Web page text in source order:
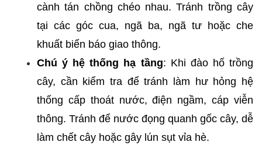
cành tán chồng chéo nhau. Tránh trồng cây
tại các góc cua, ngã ba, ngã tư hoặc che
khuất biển báo giao thông.
Chú ý hệ thống hạ tầng: Khi đào hố trồng
cây, cần kiểm tra để tránh làm hư hỏng hệ
thống cấp thoát nước, điện ngầm, cáp viễn
thông. Tránh để nước đọng quanh gốc cây, dễ
làm chết cây hoặc gây lún sụt vỉa hè.